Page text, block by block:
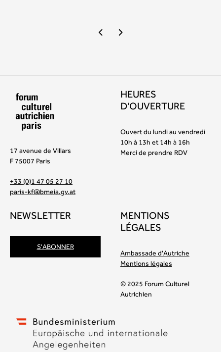
17 avenue de Villars
F 75007 Paris
+33 (0)1 47 05 27 10
paris-kf@bmeia.gv.at
HEURES
D'OUVERTURE
Ouvert du lundi au vendredi
10h à 13h et 14h à 16h
Merci de prendre RDV
NEWSLETTER
S'ABONNER
MENTIONS
LÉGALES
Ambassade d'Autriche
Mentions légales
© 2025 Forum Culturel
Autrichien